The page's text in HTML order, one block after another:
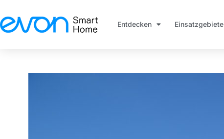
Entdecken Einsatzgebiete